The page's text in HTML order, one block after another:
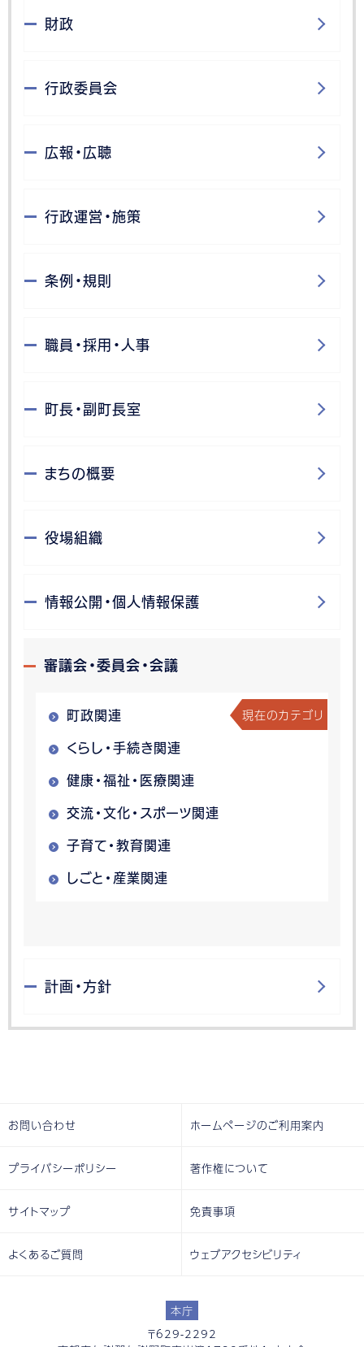
財政
行政委員会
広報・広聴
行政運営・施策
条例・規則
職員・採用・人事
町長・副町長室
まちの概要
役場組織
情報公開・個人情報保護
審議会・委員会・会議
町政関連 現在のカテゴリ
くらし・手続き関連
健康・福祉・医療関連
交流・文化・スポーツ関連
子育て・教育関連
しごと・産業関連
計画・方針
本庁
〒629-2292
お問い合わせ ホームページのご利用案内
プライバシーポリシー 著作権について
サイトマップ 免責事項
よくあるご質問 ウェブアクセシビリティ